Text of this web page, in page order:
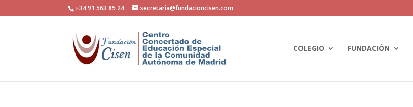
+34 91 563 85 24 secretaria@fundacioncisen.com
COLEGIO FUNDACIÓN